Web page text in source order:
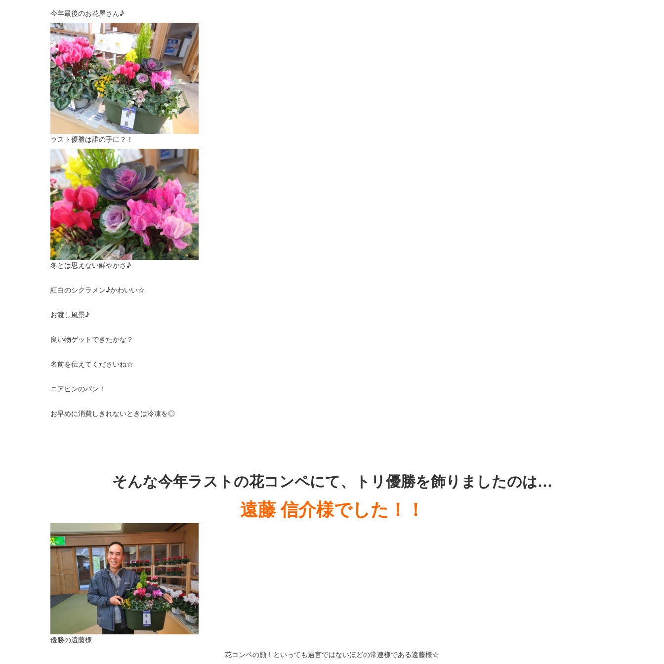
今年最後のお花屋さん♪
ラスト優勝は誰の手に？！
冬とは思えない鮮やかさ♪
紅白のシクラメン♪かわいい☆
お渡し風景♪
良い物ゲットできたかな？
名前を伝えてくださいね☆
ニアピンのパン！
お早めに消費しきれないときは冷凍を◎
そんな今年ラストの花コンペにて、トリ優勝を飾りましたのは…
遠藤 信介様でした！！
優勝の遠藤様
花コンペの顔！といっても過言ではないほどの常連様である遠藤様☆